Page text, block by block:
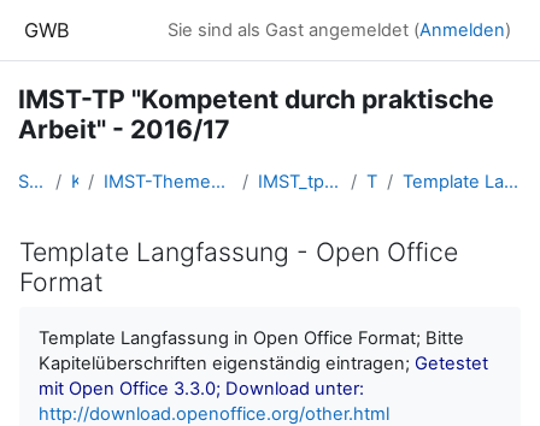
GWB Sie sind als Gast angemeldet (Anmelden)
IMST-TP "Kompetent durch praktische
Arbeit" - 2016/17
Startseite Kurse IMST-Themenprogramme - FORUM.IMST.AC.AT IMST_tpPraktischeArbeit_201617 Topic 4 Template Langfassung - Open Office Format
Template Langfassung - Open Office
Format
Template Langfassung in Open Office Format; Bitte
Kapitelüberschriften eigenständig eintragen; Getestet
mit Open Office 3.3.0; Download unter:
http://download.openoffice.org/other.html